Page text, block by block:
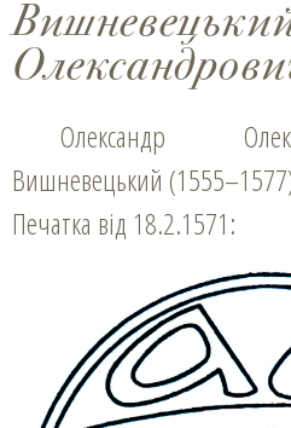
Олександр Олександрович князь
Вишневецький
Печатка від 18.2.1571: